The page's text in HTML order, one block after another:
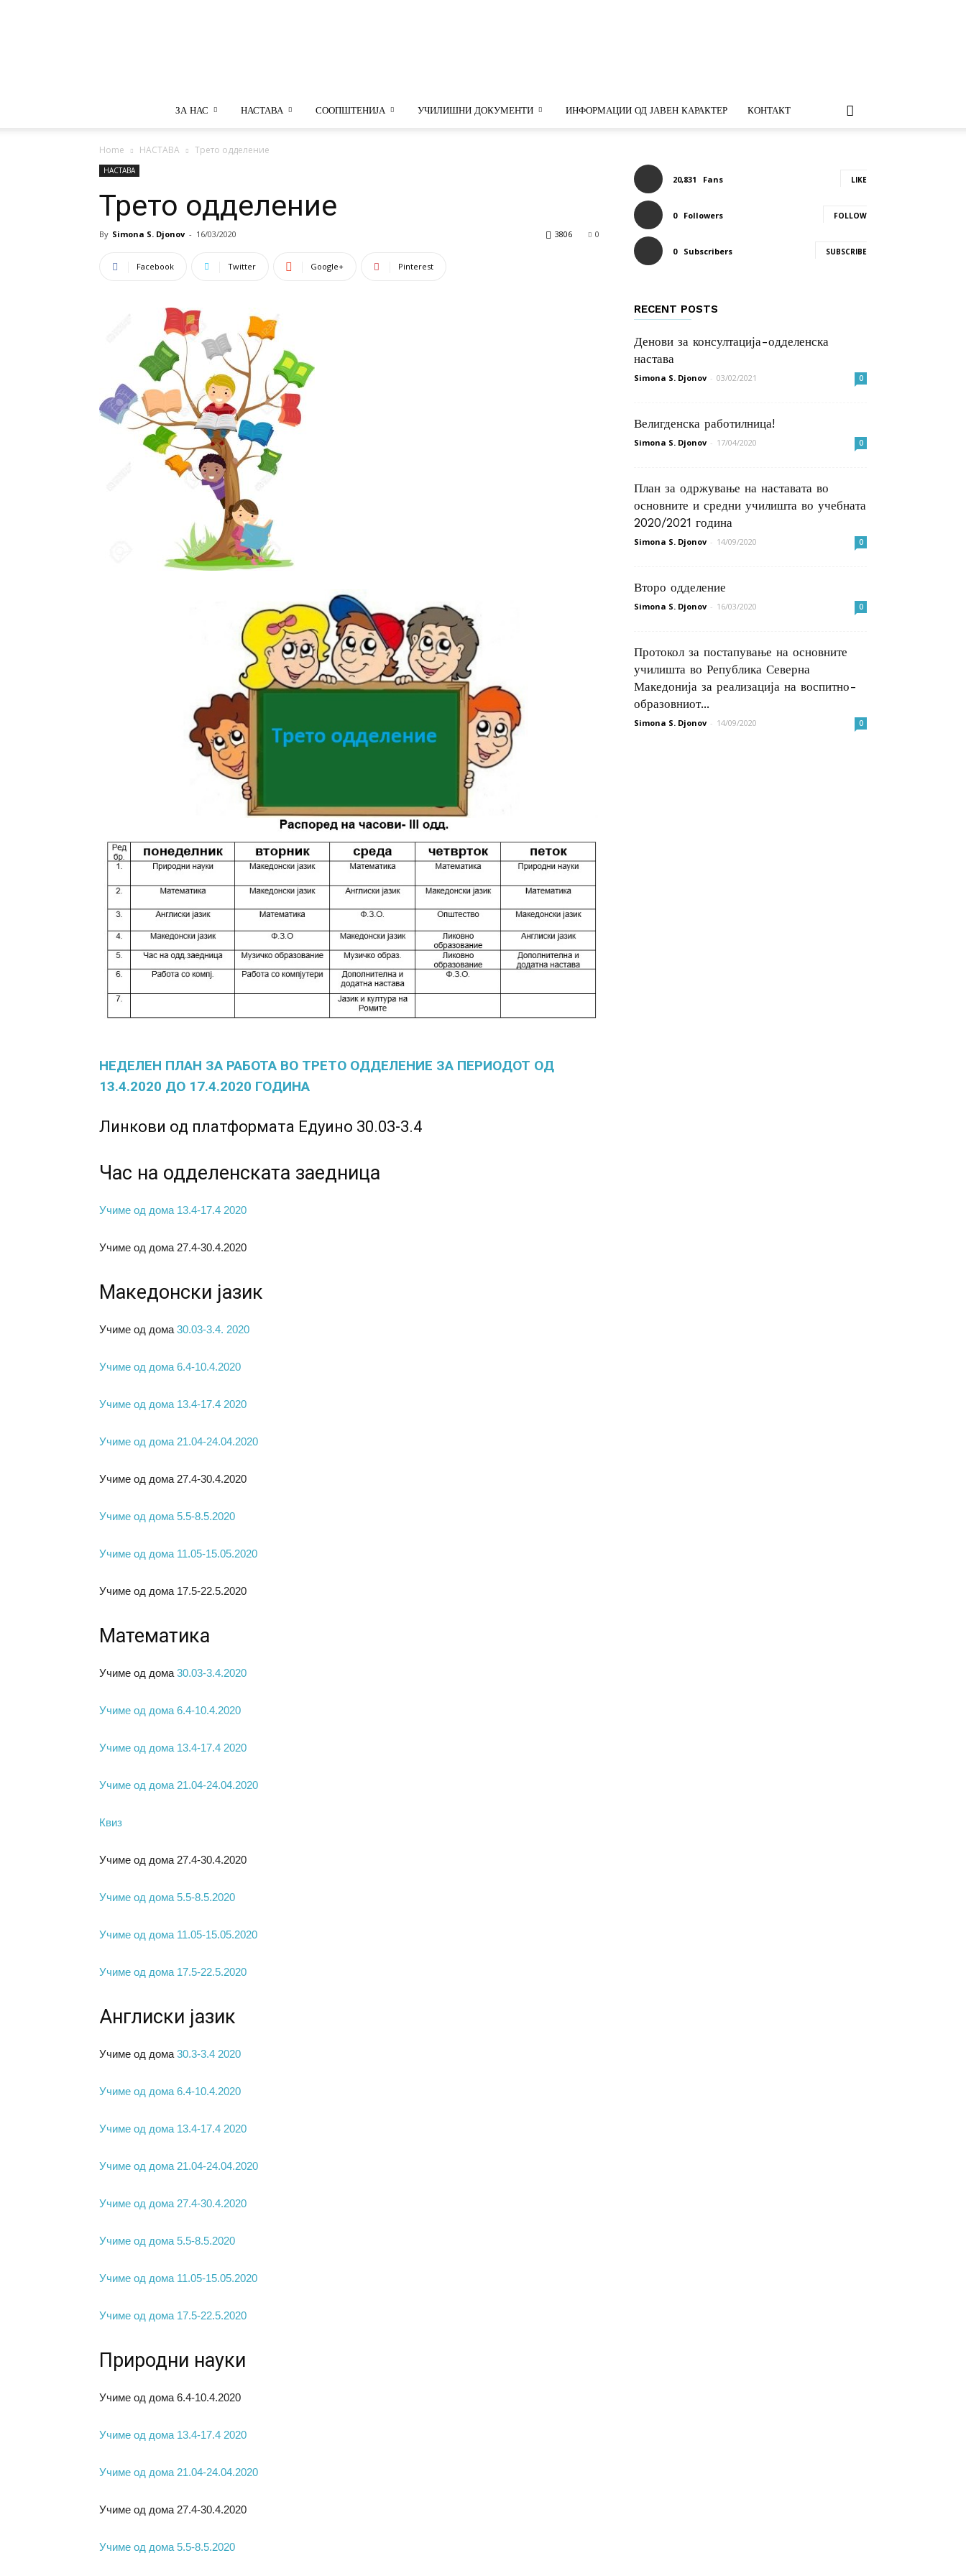
ЗА НАС НАСТАВА СООПШТЕНИЈА УЧИЛИШНИ ДОКУМЕНТИ ИНФОРМАЦИИ ОД ЈАВЕН КАРАКТЕР КОНТАКТ
Home НАСТАВА Трето одделение
НАСТАВА
Трето одделение
By Simona S. Djonov - 16/03/2020 0
3806
Facebook Twitter Google+ Pinterest
НЕДЕЛЕН ПЛАН ЗА РАБОТА ВО ТРЕТО ОДДЕЛЕНИЕ ЗА ПЕРИОДОТ ОД
13.4.2020 ДО 17.4.2020 ГОДИНА
Линкови од платформата Едуино 30.03-3.4
Час на одделенската заедница
Учиме од дома 13.4-17.4 2020
Учиме од дома 27.4-30.4.2020
Македонски јазик
Учиме од дома 30.03-3.4. 2020
Учиме од дома 6.4-10.4.2020
Учиме од дома 13.4-17.4 2020
Учиме од дома 21.04-24.04.2020
Учиме од дома 27.4-30.4.2020
Учиме од дома 5.5-8.5.2020
Учиме од дома 11.05-15.05.2020
Учиме од дома 17.5-22.5.2020
Математика
Учиме од дома 30.03-3.4.2020
Учиме од дома 6.4-10.4.2020
Учиме од дома 13.4-17.4 2020
Учиме од дома 21.04-24.04.2020
Квиз
Учиме од дома 27.4-30.4.2020
Учиме од дома 5.5-8.5.2020
Учиме од дома 11.05-15.05.2020
Учиме од дома 17.5-22.5.2020
Англиски јазик
Учиме од дома 30.3-3.4 2020
Учиме од дома 6.4-10.4.2020
Учиме од дома 13.4-17.4 2020
Учиме од дома 21.04-24.04.2020
Учиме од дома 27.4-30.4.2020
Учиме од дома 5.5-8.5.2020
Учиме од дома 11.05-15.05.2020
Учиме од дома 17.5-22.5.2020
Природни науки
Учиме од дома 6.4-10.4.2020
Учиме од дома 13.4-17.4 2020
Учиме од дома 21.04-24.04.2020
Учиме од дома 27.4-30.4.2020
Учиме од дома 5.5-8.5.2020
20,831 Fans LIKE
0 Followers FOLLOW
0 Subscribers SUBSCRIBE
RECENT POSTS
Денови за консултација-одделенска
настава
Simona S. Djonov - 03/02/2021 0
Велигденска работилница!
Simona S. Djonov - 17/04/2020 0
План за одржување на наставата во
основните и средни училишта во учебната
2020/2021 година
Simona S. Djonov - 14/09/2020 0
Второ одделение
Simona S. Djonov - 16/03/2020 0
Протокол за постапување на основните
училишта во Република Северна
Македонија за реализација на воспитно-
образовниот...
Simona S. Djonov - 14/09/2020 0